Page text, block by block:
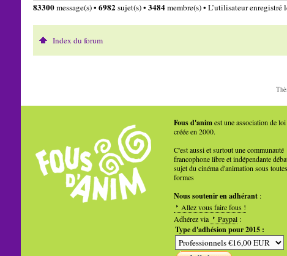
83300message(s) • 6982sujet(s) • 3484membre(s) • L’utilisateur enregistré
Index du forum
Fous d'animest une association de loi
créée en 2000.
C'est aussi et surtout une communauté
francophone libre et indépendante
sujet du cinéma d'animation sous
formes
Nous soutenir en adhérant:
Allez vous faire fous !
Adhérez via
Paypal:
Type d'adhésion pour 2015 :